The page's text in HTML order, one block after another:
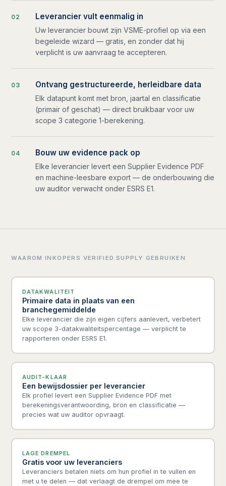
02 Leverancier vult eenmalig in
Uw leverancier bouwt zijn VSME-profiel op via een
begeleide wizard — gratis, en zonder dat hij
verplicht is uw aanvraag te accepteren.
03 Ontvang gestructureerde, herleidbare data
Elk datapunt komt met bron, jaartal en classificatie
(primair of geschat) — direct bruikbaar voor uw
scope 3 categorie 1-berekening.
04 Bouw uw evidence pack op
Elke leverancier levert een Supplier Evidence PDF
en machine-leesbare export — de onderbouwing die
uw auditor verwacht onder ESRS E1.
WAAROM INKOPERS VERIFIED.SUPPLY GEBRUIKEN
DATAKWALITEIT
Primaire data in plaats van een
branchegemiddelde
Elke leverancier die zijn eigen cijfers aanlevert, verbetert
uw scope 3-datakwaliteitspercentage — verplicht te
rapporteren onder ESRS E1.
AUDIT-KLAAR
Een bewijsdossier per leverancier
Elk profiel levert een Supplier Evidence PDF met
berekeningsverantwoording, bron en classificatie —
precies wat uw auditor opvraagt.
LAGE DREMPEL
Gratis voor uw leveranciers
Leveranciers betalen niets om hun profiel in te vullen en
met u te delen — dat verlaagt de drempel om mee te